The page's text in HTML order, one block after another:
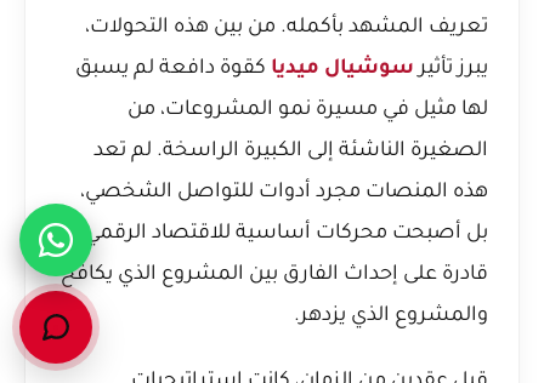
تعريف المشهد بأكمله. من بين هذه التحولات،
يبرز تأثيرسوشيال ميديا كقوة دافعة لم يسبق
لها مثيل في مسيرة نمو المشروعات، من
الصغيرة الناشئة إلى الكبيرة الراسخة. لم تعد
هذه المنصات مجرد أدوات للتواصل الشخصي،
بل أصبحت محركات أساسية للاقتصاد الرقمي،
قادرة على إحداث الفارق بين المشروع الذي يكافح
والمشروع الذي يزدهر.